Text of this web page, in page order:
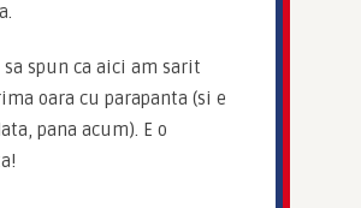
spun ca aici am sarit
oara cu parapanta (si e
pana acum). E o